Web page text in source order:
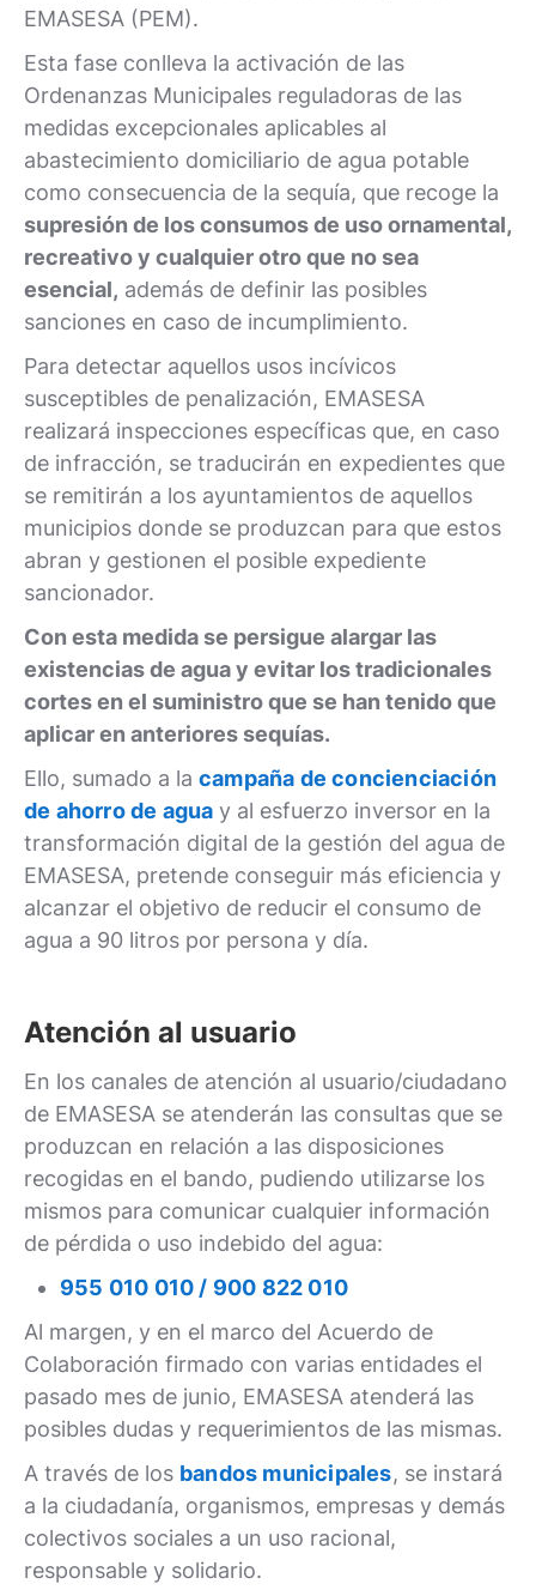
EMASESA (PEM).
Esta fase conlleva la activación de las
Ordenanzas Municipales reguladoras de las
medidas excepcionales aplicables al
abastecimiento domiciliario de agua potable
como consecuencia de la sequía, que recoge la
supresión de los consumos de uso ornamental,
recreativo y cualquier otro que no sea
esencial, además de definir las posibles
sanciones en caso de incumplimiento.
Para detectar aquellos usos incívicos
susceptibles de penalización, EMASESA
realizará inspecciones específicas que, en caso
de infracción, se traducirán en expedientes que
se remitirán a los ayuntamientos de aquellos
municipios donde se produzcan para que estos
abran y gestionen el posible expediente
sancionador.
Con esta medida se persigue alargar las
existencias de agua y evitar los tradicionales
cortes en el suministro que se han tenido que
aplicar en anteriores sequías.
Ello, sumado a la campaña de concienciación
de ahorro de agua y al esfuerzo inversor en la
transformación digital de la gestión del agua de
EMASESA, pretende conseguir más eficiencia y
alcanzar el objetivo de reducir el consumo de
agua a 90 litros por persona y día.
Atención al usuario
En los canales de atención al usuario/ciudadano
de EMASESA se atenderán las consultas que se
produzcan en relación a las disposiciones
recogidas en el bando, pudiendo utilizarse los
mismos para comunicar cualquier información
de pérdida o uso indebido del agua:
955 010 010 / 900 822 010
Al margen, y en el marco del Acuerdo de
Colaboración firmado con varias entidades el
pasado mes de junio, EMASESA atenderá las
posibles dudas y requerimientos de las mismas.
A través de los bandos municipales, se instará
a la ciudadanía, organismos, empresas y demás
colectivos sociales a un uso racional,
responsable y solidario.